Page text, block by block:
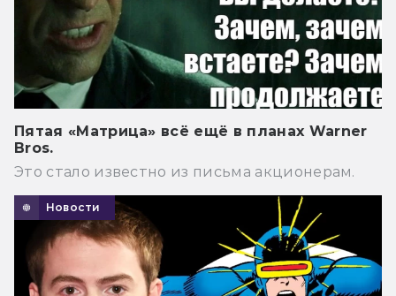
Пятая «Матрица» всё ещё в планах Warner
Bros.
Это стало известно из письма акционерам.
Новости